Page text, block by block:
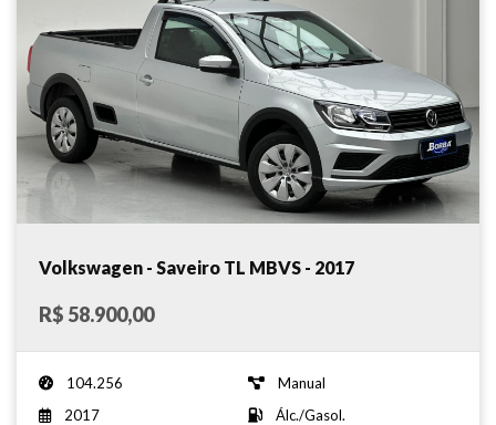
Volkswagen - Saveiro TL MBVS - 2017
R$ 58.900,00
104.256
Manual
2017
Álc./Gasol.